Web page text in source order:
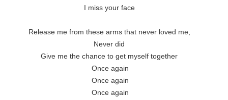
I miss your face
Release me from these arms that never loved me,
Never did
Give me the chance to get myself together
Once again
Once again
Once again